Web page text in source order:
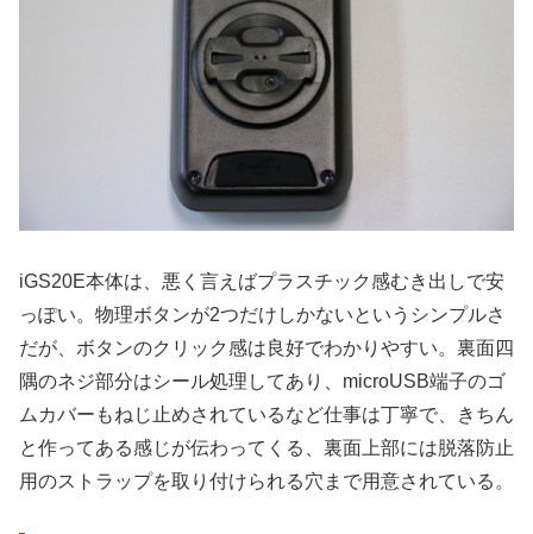
iGS20E本体は、悪く言えばプラスチック感むき出しで安
っぽい。物理ボタンが2つだけしかないというシンプルさ
だが、ボタンのクリック感は良好でわかりやすい。裏面四
隅のネジ部分はシール処理してあり、microUSB端子のゴ
ムカバーもねじ止めされているなど仕事は丁寧で、きちん
と作ってある感じが伝わってくる、裏面上部には脱落防止
用のストラップを取り付けられる穴まで用意されている。